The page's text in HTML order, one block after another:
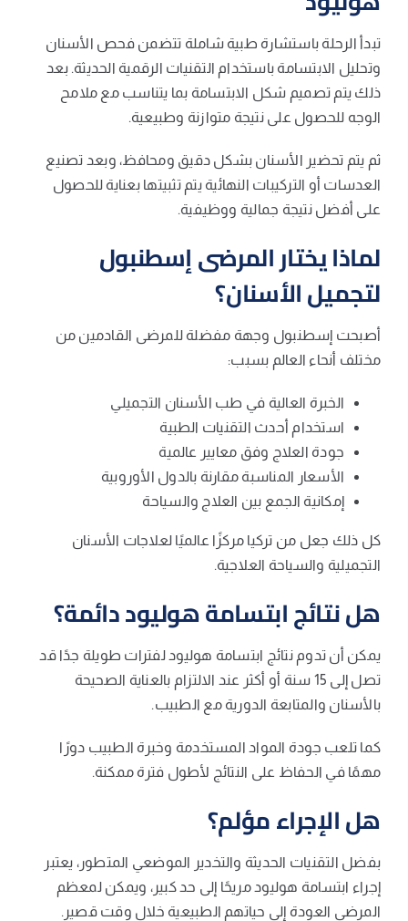
تبدأ الرحلة باستشارة طبية شاملة تتضمن فحص الأسنان
وتحليل الابتسامة باستخدام التقنيات الرقمية الحديثة. بعد
ذلك يتم تصميم شكل الابتسامة بما يتناسب مع ملامح
الوجه للحصول على نتيجة متوازنة وطبيعية.
ثم يتم تحضير الأسنان بشكل دقيق ومحافظ، وبعد تصنيع
العدسات أو التركيبات النهائية يتم تثبيتها بعناية للحصول
على أفضل نتيجة جمالية ووظيفية.
لماذا يختار المرضى إسطنبول
لتجميل الأسنان؟
أصبحت إسطنبول وجهة مفضلة للمرضى القادمين من
مختلف أنحاء العالم بسبب:
الخبرة العالية في طب الأسنان التجميلي
استخدام أحدث التقنيات الطبية
جودة العلاج وفق معايير عالمية
الأسعار المناسبة مقارنة بالدول الأوروبية
إمكانية الجمع بين العلاج والسياحة
كل ذلك جعل من تركيا مركزًا عالميًا لعلاجات الأسنان
التجميلية والسياحة العلاجية.
هل نتائج ابتسامة هوليود دائمة؟
يمكن أن تدوم نتائج ابتسامة هوليود لفترات طويلة جدًا قد
تصل إلى 15 سنة أو أكثر عند الالتزام بالعناية الصحيحة
بالأسنان والمتابعة الدورية مع الطبيب.
كما تلعب جودة المواد المستخدمة وخبرة الطبيب دورًا
مهمًا في الحفاظ على النتائج لأطول فترة ممكنة.
هل الإجراء مؤلم؟
بفضل التقنيات الحديثة والتخدير الموضعي المتطور، يعتبر
إجراء ابتسامة هوليود مريحًا إلى حد كبير، ويمكن لمعظم
المرضى العودة إلى حياتهم الطبيعية خلال وقت قصير.